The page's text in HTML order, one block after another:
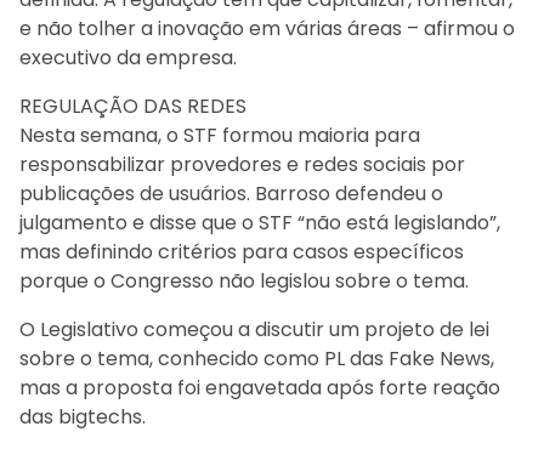
e não tolher a inovação em várias áreas – afirmou o
executivo da empresa.
REGULAÇÃO DAS REDES
Nesta semana, o STF formou maioria para
responsabilizar provedores e redes sociais por
publicações de usuários. Barroso defendeu o
julgamento e disse que o STF “não está legislando”,
mas definindo critérios para casos específicos
porque o Congresso não legislou sobre o tema.
O Legislativo começou a discutir um projeto de lei
sobre o tema, conhecido como PL das Fake News,
mas a proposta foi engavetada após forte reação
das bigtechs.